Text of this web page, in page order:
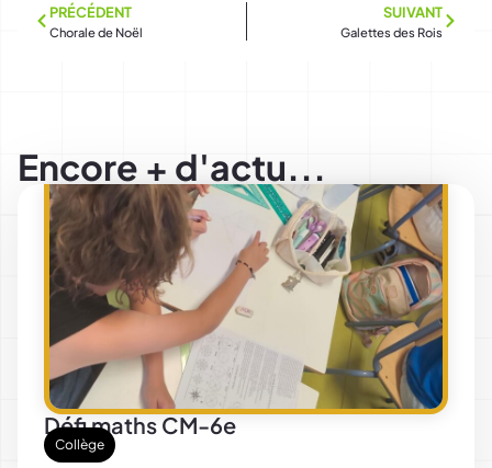
PRÉCÉDENT
Chorale de Noël
SUIVANT
Galettes des Rois
Encore + d'actu...
Défi maths CM-6e
Collège